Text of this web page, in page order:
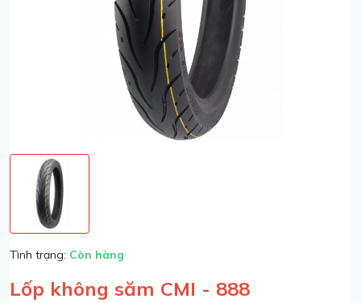
Tình trạng: Còn hàng
Lốp không săm CMI - 888